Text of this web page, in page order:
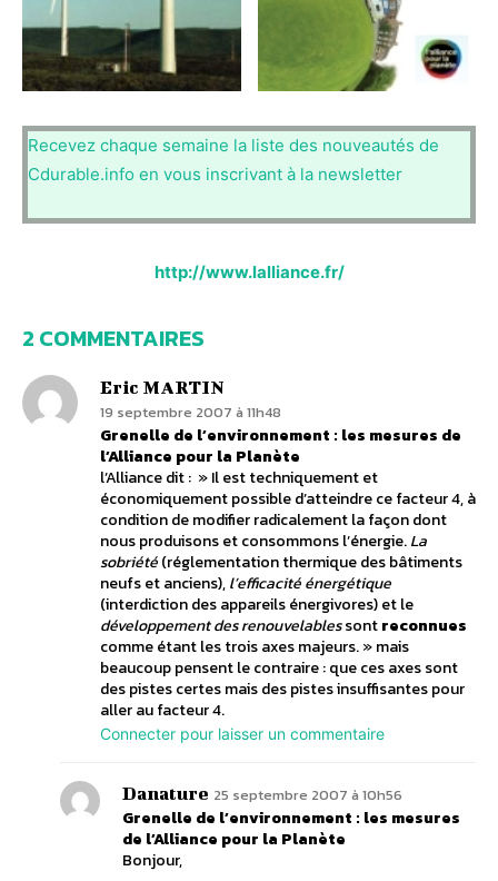
Recevez chaque semaine la liste des nouveautés de
Cdurable.info en vous inscrivant à la newsletter
http://www.lalliance.fr/
2 COMMENTAIRES
Eric MARTIN
19 septembre 2007 à 11h48
Grenelle de l’environnement : les mesures de
l’Alliance pour la Planète
l’Alliance dit : » Il est techniquement et
économiquement possible d’atteindre ce facteur 4, à
condition de modifier radicalement la façon dont
nous produisons et consommons l’énergie.La
sobriété(réglementation thermique des bâtiments
neufs et anciens),l’efficacité énergétique
(interdiction des appareils énergivores) et le
développement des renouvelablessontreconnues
comme étant les trois axes majeurs. » mais
beaucoup pensent le contraire : que ces axes sont
des pistes certes mais des pistes insuffisantes pour
aller au facteur 4.
Connecter pour laisser un commentaire
Danature 25 septembre 2007 à 10h56
Grenelle de l’environnement : les mesures
de l’Alliance pour la Planète
Bonjour,